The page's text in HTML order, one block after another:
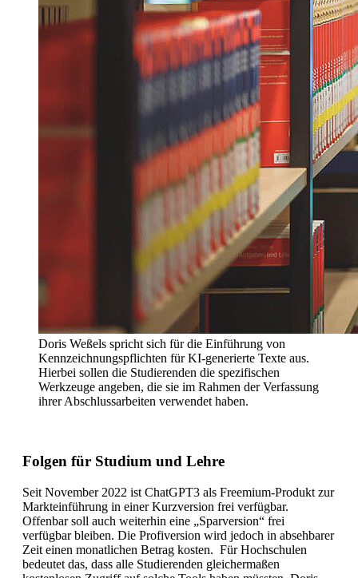
Doris Weßels spricht sich für die Einführung von
Kennzeichnungspflichten für KI-generierte Texte aus.
Hierbei sollen die Studierenden die spezifischen
Werkzeuge angeben, die sie im Rahmen der Verfassung
ihrer Abschlussarbeiten verwendet haben.
Folgen für Studium und Lehre
Seit November 2022 ist ChatGPT3 als Freemium-Produkt zur
Markteinführung in einer Kurzversion frei verfügbar.
Offenbar soll auch weiterhin eine „Sparversion“ frei
verfügbar bleiben. Die Profiversion wird jedoch in absehbarer
Zeit einen monatlichen Betrag kosten. Für Hochschulen
bedeutet das, dass alle Studierenden gleichermaßen